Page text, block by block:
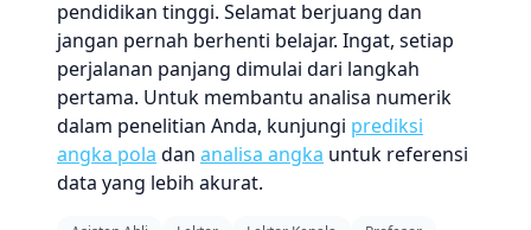
pendidikan tinggi. Selamat berjuang dan
jangan pernah berhenti belajar. Ingat, setiap
perjalanan panjang dimulai dari langkah
pertama. Untuk membantu analisa numerik
dalam penelitian Anda, kunjungi prediksi
angka pola dan analisa angka untuk referensi
data yang lebih akurat.